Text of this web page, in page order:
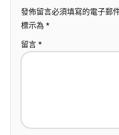
發佈留言必須填寫的電子郵
標示為 *
留言 *